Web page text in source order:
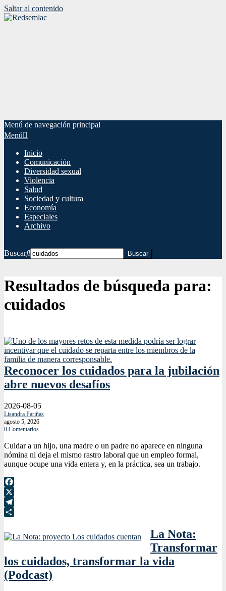
Saltar al contenido
Menú de navegación principal
Menú
Inicio
Comunicación
Diversidad sexual
Violencia
Salud
Sociedad y cultura
Economía
Especiales
Archivo
Buscar
Resultados de búsqueda para:
cuidados
Reconocer los cuidados para la jubilación
abre nuevos desafíos
2026-08-05
Lisandra Fariñas
agosto 5, 2026
0 Comentarios
Cuidar a un hijo, una madre o un padre no aparece en ninguna
nómina ni deja el mismo rastro laboral que un empleo formal,
aunque ocupe una vida entera y, en la práctica, sea un trabajo.
Facebook
X
Telegram
La Nota:
Transformar
los cuidados, transformar la vida
(Podcast)